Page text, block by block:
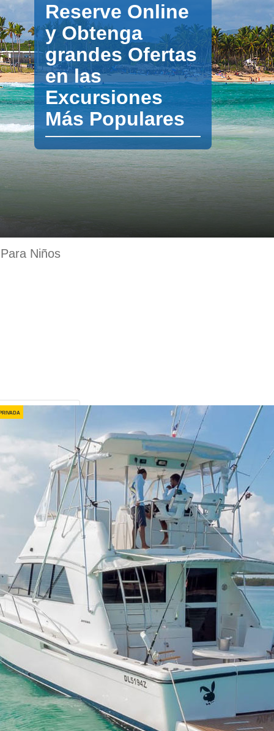
Reserve Online
y Obtenga
grandes Ofertas
en las
Excursiones
Más Populares
Niños